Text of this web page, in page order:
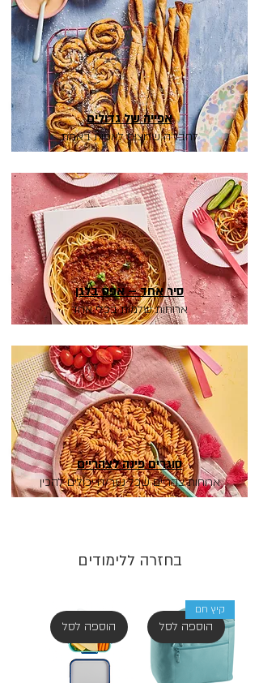
אפייה של גדולים
לחבר'ה שרוצים לאפות באמת
סיר אחד – אפס בלגן
ארוחות שלמות בכלי אחד
סוגרים פינה לצהריים
ארוחות צהריים שכל נער/ה יכולים להכין
בחזרה ללימודים
הוספה לסל
קיץ חם
הוספה לסל